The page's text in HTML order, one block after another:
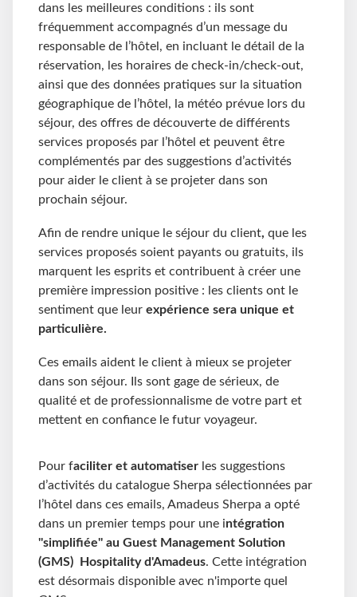
dans les meilleures conditions : ils sont
fréquemment accompagnés d’un message du
responsable de l’hôtel, en incluant le détail de la
réservation, les horaires de check-in/check-out,
ainsi que des données pratiques sur la situation
géographique de l’hôtel, la météo prévue lors du
séjour, des offres de découverte de différents
services proposés par l’hôtel et peuvent être
complémentés par des suggestions d’activités
pour aider le client à se projeter dans son
prochain séjour.
Afin de rendre unique le séjour du client, que les
services proposés soient payants ou gratuits, ils
marquent les esprits et contribuent à créer une
première impression positive : les clients ont le
sentiment que leur expérience sera unique et
particulière.
Ces emails aident le client à mieux se projeter
dans son séjour. Ils sont gage de sérieux, de
qualité et de professionnalisme de votre part et
mettent en confiance le futur voyageur.
Pour faciliter et automatiser les suggestions
d’activités du catalogue Sherpa sélectionnées par
l’hôtel dans ces emails, Amadeus Sherpa a opté
dans un premier temps pour une intégration
''simplifiée'' au Guest Management Solution
(GMS) Hospitality d'Amadeus. Cette intégration
est désormais disponible avec n'importe quel